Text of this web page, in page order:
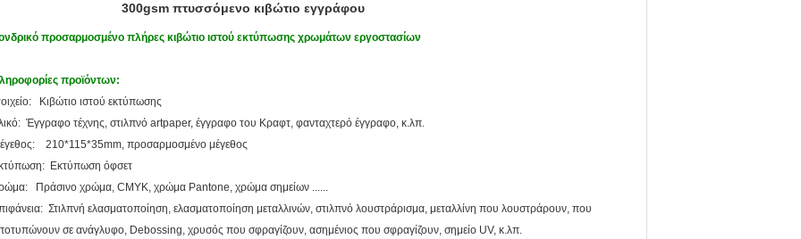
300gsm πτυσσόμενο κιβώτιο εγγράφου
προσαρμοσμένο πλήρες κιβώτιο ιστού εκτύπωσης χρωμάτων εργοστασίων
προϊόντων:
Κιβώτιο ιστού εκτύπωσης
Έγγραφο τέχνης, στιλπνό artpaper, έγγραφο του Κραφτ, φανταχτερό έγγραφο, κ.λπ.
210*115*35mm, προσαρμοσμένο μέγεθος
Εκτύπωση όφσετ
Πράσινο χρώμα, CMYK, χρώμα Pantone, χρώμα σημείων ......
Στιλπνή ελασματοποίηση, ελασματοποίηση μεταλλινών, στιλπνό λουστράρισμα, μεταλλίνη που λουστράρουν, που
σε ανάγλυφο, Debossing, χρυσός που σφραγίζουν, ασημένιος που σφραγίζουν, σημείο UV, κ.λπ.